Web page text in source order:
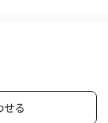
も似合うものにす
り自分らしい空間
代後半
せる